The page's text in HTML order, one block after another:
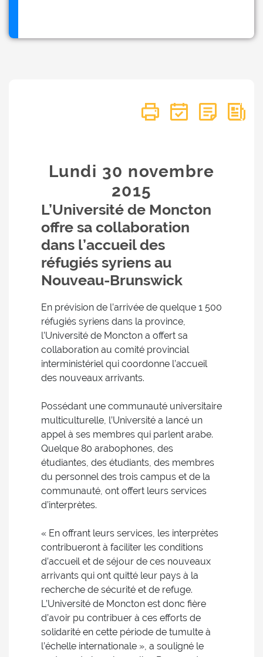
Lundi 30 novembre
2015
L’Université de Moncton
offre sa collaboration
dans l’accueil des
réfugiés syriens au
Nouveau-Brunswick
En prévision de l’arrivée de quelque 1 500
réfugiés syriens dans la province,
l’Université de Moncton a offert sa
collaboration au comité provincial
interministériel qui coordonne l’accueil
des nouveaux arrivants.
Possédant une communauté universitaire
multiculturelle, l’Université a lancé un
appel à ses membres qui parlent arabe.
Quelque 80 arabophones, des
étudiantes, des étudiants, des membres
du personnel des trois campus et de la
communauté, ont offert leurs services
d’interprètes.
« En offrant leurs services, les interprètes
contribueront à faciliter les conditions
d’accueil et de séjour de ces nouveaux
arrivants qui ont quitté leur pays à la
recherche de sécurité et de refuge.
L’Université de Moncton est donc fière
d’avoir pu contribuer à ces efforts de
solidarité en cette période de tumulte à
l’échelle internationale », a souligné le